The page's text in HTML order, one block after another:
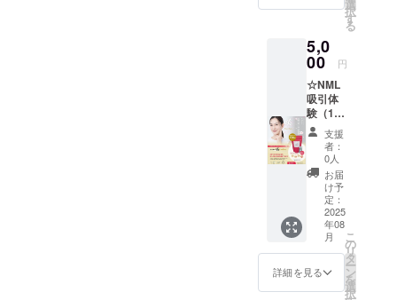
ませ
ん。 ※
有効期
限：
2026年
3月末ま
で
運命
命に
そって
お伝え
しま
す。 場
所：
nijiiro
cafe(ニ
ジイロ
カフェ)
住所：
姫路市
神子岡
前4-11-
ジュー
ルは随
選
択
す
る
5,0
00 円
☆NML
吸引体
験（10
分）
※NMLサ
プリお
家体験3
日分つ
き！ 飲
む・塗
る・吸
う。 自
分らし
く“若
さ”を取
支援
者：
0人
お届
け予
定：
2025
年08
月
詳細を見る
こ
の
リ
タ
ー
ン
を
選
択